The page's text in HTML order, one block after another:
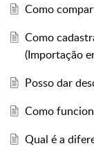
Como
Como
(Importação
Posso dar
Como
Qual é a